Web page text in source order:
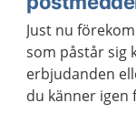
Just nu
som påstår sig
erbjudanden
du känner igen